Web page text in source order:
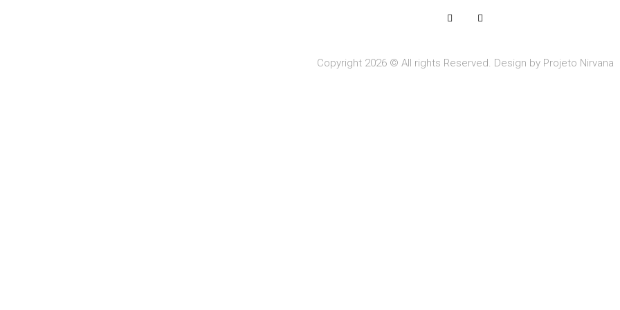
Copyright 2026 © All rights Reserved. Design by Projeto Nirvana